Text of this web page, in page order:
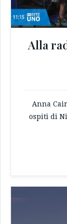
Alla
Anna
ospiti di